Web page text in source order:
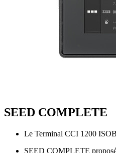
SEED COMPLETE
Le Terminal CCI 1200
SEED COMPLETE